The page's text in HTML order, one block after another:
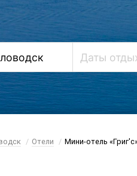
Отели Мини-отель